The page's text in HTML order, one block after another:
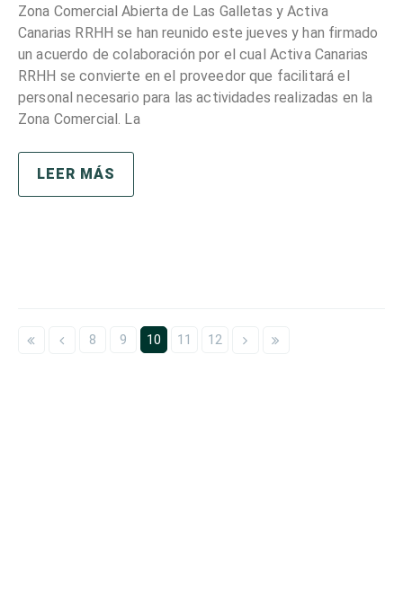
Zona Comercial Abierta de Las Galletas y Activa
Canarias RRHH se han reunido este jueves y han firmado
un acuerdo de colaboración por el cual Activa Canarias
RRHH se convierte en el proveedor que facilitará el
personal necesario para las actividades realizadas en la
Zona Comercial. La
LEER MÁS
8 9 10 11 12